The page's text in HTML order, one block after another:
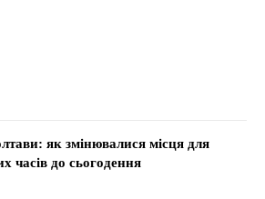
як змінювалися місця для
часів до сьогодення